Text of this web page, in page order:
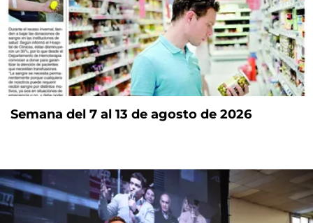
Semana del 7 al 13 de agosto de 2026